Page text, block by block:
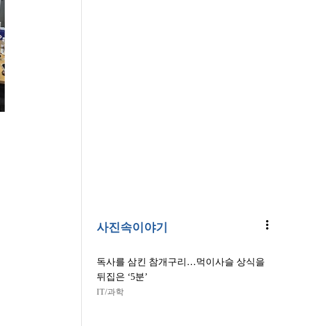
사진속이야기 more_vert
독사를 삼킨 참개구리…먹이사슬 상식을
뒤집은 ‘5분’
IT/과학